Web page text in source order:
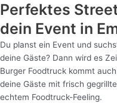
Perfektes
dein Event in
Du planst ein Event und
deine Gäste? Dann wird es
Burger Foodtruck kommt
deine Gäste mit frisch
echtem Foodtruck-Feeling.